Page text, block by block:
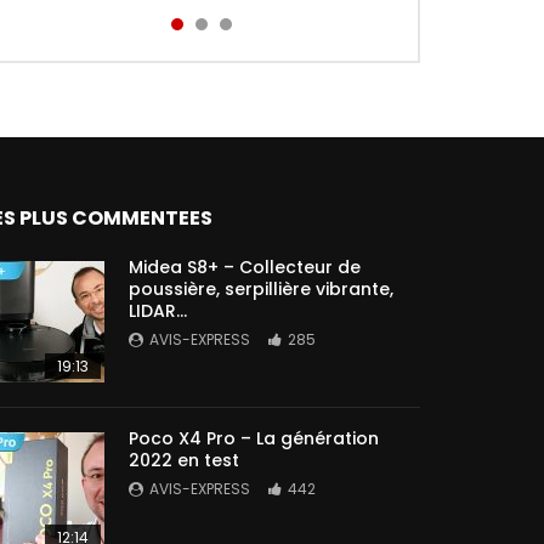
PLUS COMMENTEES
19:13
Midea S8+ – Collecteur de
poussière, serpillière vibrante,
LIDAR…
AVIS-EXPRESS 285
12:14
Poco X4 Pro – La génération
2022 en test
AVIS-EXPRESS 442